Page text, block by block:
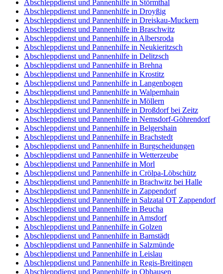
Abschleppdienst und Pannenhilfe in Störmthal
Abschleppdienst und Pannenhilfe in Droyßig
Abschleppdienst und Pannenhilfe in Dreiskau-Muckern
Abschleppdienst und Pannenhilfe in Braschwitz
Abschleppdienst und Pannenhilfe in Albersroda
Abschleppdienst und Pannenhilfe in Neukieritzsch
Abschleppdienst und Pannenhilfe in Delitzsch
Abschleppdienst und Pannenhilfe in Brehna
Abschleppdienst und Pannenhilfe in Krostitz
Abschleppdienst und Pannenhilfe in Langenbogen
Abschleppdienst und Pannenhilfe in Walpernhain
Abschleppdienst und Pannenhilfe in Möllern
Abschleppdienst und Pannenhilfe in Droßdorf bei Zeitz
Abschleppdienst und Pannenhilfe in Nemsdorf-Göhrendorf
Abschleppdienst und Pannenhilfe in Belgershain
Abschleppdienst und Pannenhilfe in Brachstedt
Abschleppdienst und Pannenhilfe in Burgscheidungen
Abschleppdienst und Pannenhilfe in Wetterzeube
Abschleppdienst und Pannenhilfe in Morl
Abschleppdienst und Pannenhilfe in Crölpa-Löbschütz
Abschleppdienst und Pannenhilfe in Brachwitz bei Halle
Abschleppdienst und Pannenhilfe in Zappendorf
Abschleppdienst und Pannenhilfe in Salzatal OT Zappendorf
Abschleppdienst und Pannenhilfe in Beucha
Abschleppdienst und Pannenhilfe in Amsdorf
Abschleppdienst und Pannenhilfe in Golzen
Abschleppdienst und Pannenhilfe in Barnstädt
Abschleppdienst und Pannenhilfe in Salzmünde
Abschleppdienst und Pannenhilfe in Leislau
Abschleppdienst und Pannenhilfe in Regis-Breitingen
Abschleppdienst und Pannenhilfe in Obhausen